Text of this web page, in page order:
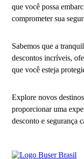
que você possa
comprometer sua
Sabemos que a
descontos incríveis,
que você esteja
Explore novos
proporcionar uma
desconto e segurança